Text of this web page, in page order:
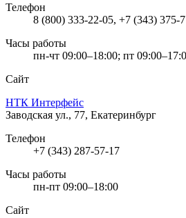
Телефон
8 (800) 333-22-05, +7 (343) 375-
Часы работы
пн-чт 09:00–18:00; пт
Сайт
НТК Интерфейс
Заводская ул., 77, Екатеринбург
Телефон
+7 (343) 287-57-17
Часы работы
пн-пт 09:00–18:00
Сайт